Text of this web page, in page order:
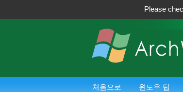
Please
처음으로 윈도우 팁